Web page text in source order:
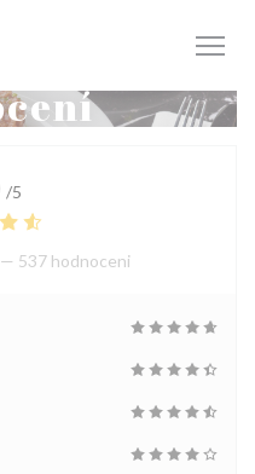
/5
537 hodnoceni